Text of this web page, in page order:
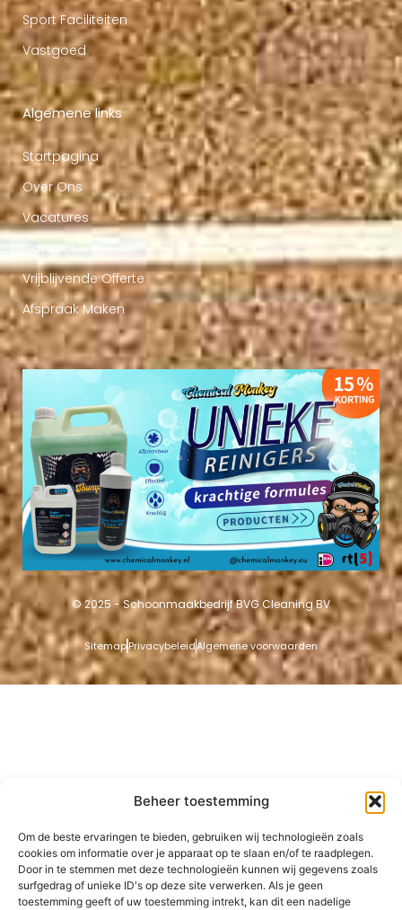
Beheer toestemming
Om de beste ervaringen te bieden, gebruiken wij technologieën zoals
cookies om informatie over je apparaat op te slaan en/of te raadplegen.
Door in te stemmen met deze technologieën kunnen wij gegevens zoals
surfgedrag of unieke ID's op deze site verwerken. Als je geen
toestemming geeft of uw toestemming intrekt, kan dit een nadelige
Sport Faciliteiten
Vastgoed
Algemene links
Startpagina
Over Ons
Vacatures
Contact
Vrijblijvende Offerte
Afspraak Maken
© 2025 - Schoonmaakbedrijf BVG Cleaning BV
SitemapPrivacybeleidAlgemene voorwaarden